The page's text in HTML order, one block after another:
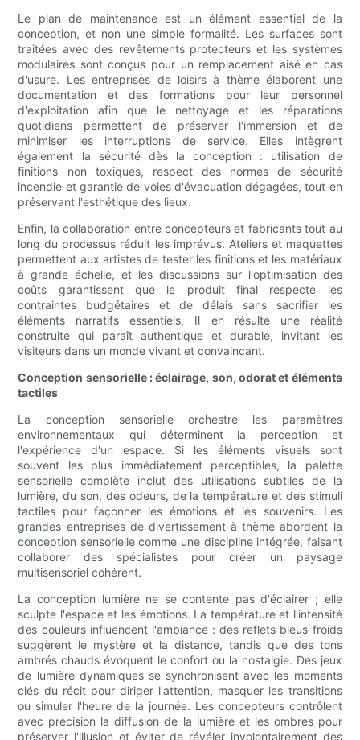
Le plan de maintenance est un élément essentiel de la
conception, et non une simple formalité. Les surfaces sont
traitées avec des revêtements protecteurs et les systèmes
modulaires sont conçus pour un remplacement aisé en cas
d'usure. Les entreprises de loisirs à thème élaborent une
documentation et des formations pour leur personnel
d'exploitation afin que le nettoyage et les réparations
quotidiens permettent de préserver l'immersion et de
minimiser les interruptions de service. Elles intègrent
également la sécurité dès la conception : utilisation de
finitions non toxiques, respect des normes de sécurité
incendie et garantie de voies d'évacuation dégagées, tout en
préservant l'esthétique des lieux.
Enfin, la collaboration entre concepteurs et fabricants tout au
long du processus réduit les imprévus. Ateliers et maquettes
permettent aux artistes de tester les finitions et les matériaux
à grande échelle, et les discussions sur l'optimisation des
coûts garantissent que le produit final respecte les
contraintes budgétaires et de délais sans sacrifier les
éléments narratifs essentiels. Il en résulte une réalité
construite qui paraît authentique et durable, invitant les
visiteurs dans un monde vivant et convaincant.
Conception sensorielle : éclairage, son, odorat et éléments
tactiles
La conception sensorielle orchestre les paramètres
environnementaux qui déterminent la perception et
l'expérience d'un espace. Si les éléments visuels sont
souvent les plus immédiatement perceptibles, la palette
sensorielle complète inclut des utilisations subtiles de la
lumière, du son, des odeurs, de la température et des stimuli
tactiles pour façonner les émotions et les souvenirs. Les
grandes entreprises de divertissement à thème abordent la
conception sensorielle comme une discipline intégrée, faisant
collaborer des spécialistes pour créer un paysage
multisensoriel cohérent.
La conception lumière ne se contente pas d'éclairer ; elle
sculpte l'espace et les émotions. La température et l'intensité
des couleurs influencent l'ambiance : des reflets bleus froids
suggèrent le mystère et la distance, tandis que des tons
ambrés chauds évoquent le confort ou la nostalgie. Des jeux
de lumière dynamiques se synchronisent avec les moments
clés du récit pour diriger l'attention, masquer les transitions
ou simuler l'heure de la journée. Les concepteurs contrôlent
avec précision la diffusion de la lumière et les ombres pour
préserver l'illusion et éviter de révéler involontairement des